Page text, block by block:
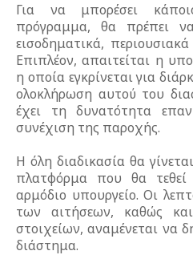
Για να μπορέσει
πρόγραμμα, θα πρέπει
εισοδηματικά,
Επιπλέον, απαιτείται η
η οποία εγκρίνεται για
ολοκλήρωση αυτού του
έχει τη δυνατότητα
συνέχιση της παροχής.
Η όλη διαδικασία θα
πλατφόρμα που θα τεθεί
αρμόδιο υπουργείο. Οι
των αιτήσεων, καθώς
στοιχείων, αναμένεται να
διάστημα.